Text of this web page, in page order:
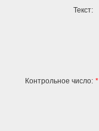
Текст:
Контрольное число: *